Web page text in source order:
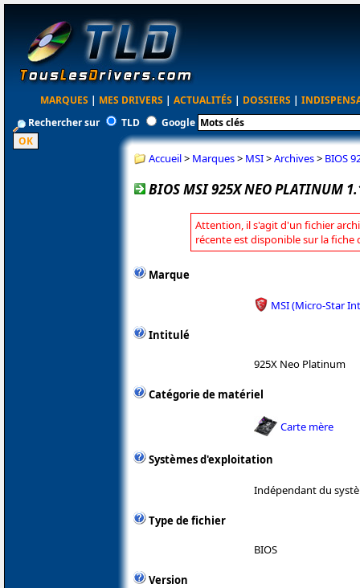
MARQUES | MES DRIVERS | ACTUALITÉS | DOSSIERS |
Rechercher sur
TLD Google
Accueil> Marques> MSI>Archives> BIOS
BIOS MSI 925X NEO PLATINUM
Attention, il s'agit d'un fichier
récente est disponible sur la fiche
Marque
MSI (Micro-Star
Intitulé
925X Neo Platinum
Catégorie de matériel
Carte mère
Systèmes d'exploitation
Indépendant du
Type de fichier
BIOS
Version